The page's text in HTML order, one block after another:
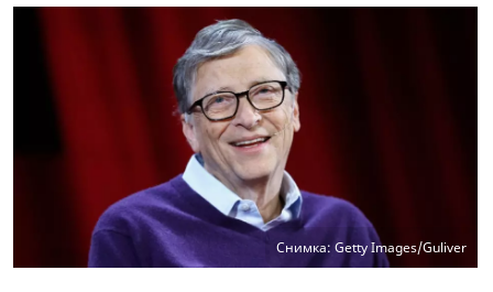
Снимка: Getty Images/Guliver